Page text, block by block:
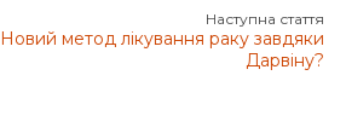
Наступна стаття
Новий метод лікування раку завдяки
Дарвіну?